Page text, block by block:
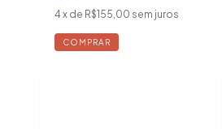
4 x de R$155,00 sem juros
COMPRAR